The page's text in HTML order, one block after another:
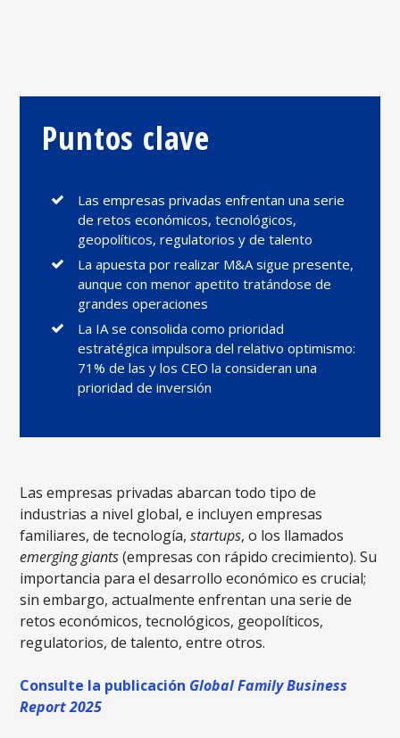
Puntos clave
Las empresas privadas enfrentan una serie
de retos económicos, tecnológicos,
geopolíticos, regulatorios y de talento
La apuesta por realizar M&A sigue presente,
aunque con menor apetito tratándose de
grandes operaciones
La IA se consolida como prioridad
estratégica impulsora del relativo optimismo:
71% de las y los CEO la consideran una
prioridad de inversión
Las empresas privadas abarcan todo tipo de
industrias a nivel global, e incluyen empresas
familiares, de tecnología,startups, o los llamados
emerging giants(empresas con rápido crecimiento). Su
importancia para el desarrollo económico es crucial;
sin embargo, actualmente enfrentan una serie de
retos económicos, tecnológicos, geopolíticos,
regulatorios, de talento, entre otros.
Consulte la publicación Global Family Business
Report 2025